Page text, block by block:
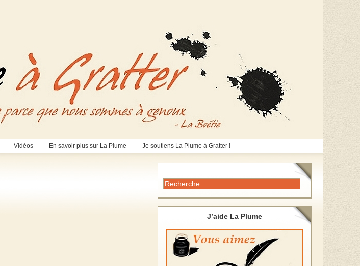
Vidéos En savoir plus sur La Plume Je soutiens La Plume à Gratter !
J’aide La Plume